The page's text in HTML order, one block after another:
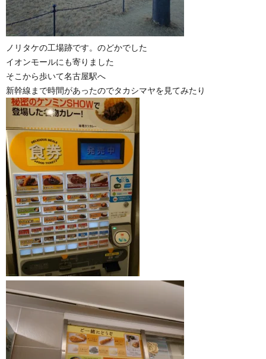
ノリタケの工場跡です。のどかでした
イオンモールにも寄りました
そこから歩いて名古屋駅へ
新幹線まで時間があったのでタカシマヤを見てみたり